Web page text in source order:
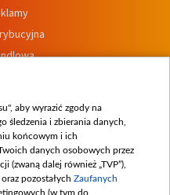
wewnętrznych
aby wyrazić zgody na
śledzenia i zbierania danych,
końcowym i ich
danych osobowych przez
(zwaną dalej również „TVP”),
oraz pozostałych Zaufanych
(w tym do